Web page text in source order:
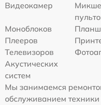
Видеокамер
Моноблоков
Плееров
Телевизоров
Акустических
систем
Мы занимаемся
обслуживанием техники